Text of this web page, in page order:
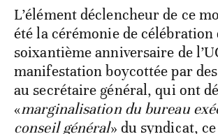
L’élément déclencheur de ce
été la cérémonie de célébration
soixantième anniversaire de
manifestation boycottée par
au secrétaire général, qui ont
«marginalisation du bureau
conseil général» du syndicat,